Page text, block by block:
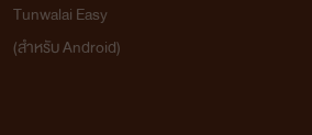
Tunwalai Easy
(สำหรับ Android)